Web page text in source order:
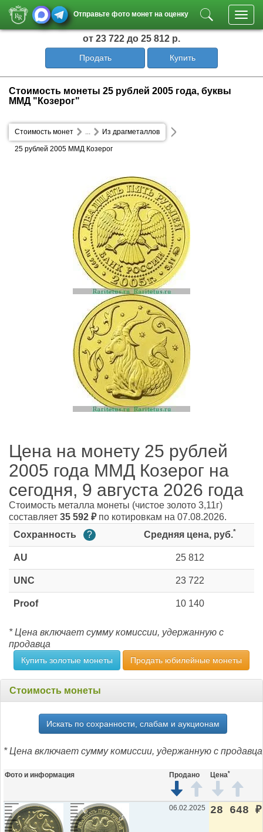
Отправьте фото монет на оценку
от 23 722 до 25 812 р.
Продать Купить
Стоимость монеты 25 рублей 2005 года, буквы
ММД "Козерог"
Стоимость монет Из драгметаллов
...
25 рублей 2005 ММД Козерог
Цена на монету 25 рублей
2005 года ММД Козерог на
сегодня, 9 августа 2026 года
Стоимость металла монеты (чистое золото 3,11г)
составляет 35 592 ₽по котировкам на 07.08.2026.
Сохранность
? Средняя цена, руб.*
AU 25 812
UNC 23 722
Proof 10 140
* Цена включает сумму комиссии, удержанную с
продавца
Купить золотые монеты Продать юбилейные монеты
Стоимость монеты
Искать по сохранности, слабам и аукционам
* Цена включает сумму комиссии, удержанную с продавца
Фото и информация Продано Цена*
06.02.2025 28 648 ₽